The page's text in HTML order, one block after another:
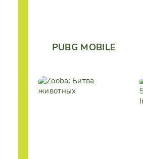
PUBG MOBILE